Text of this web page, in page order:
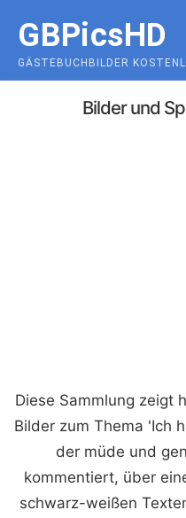
content
GBPicsHD
GÄSTEBUCHBILDER
Bilder und
Diese Sammlung zeigt
Bilder zum Thema 'Ich
der müde und
kommentiert, über
schwarz-weißen